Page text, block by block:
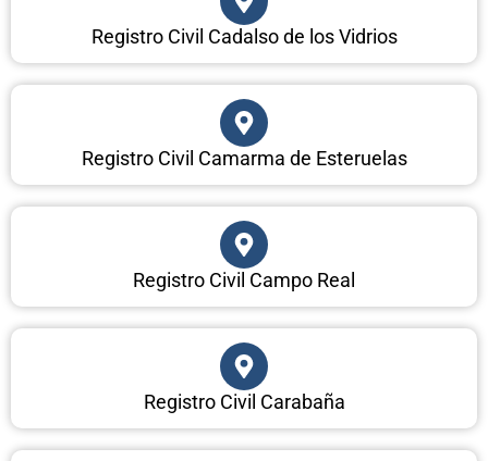
Registro Civil Cadalso de los Vidrios
Registro Civil Camarma de Esteruelas
Registro Civil Campo Real
Registro Civil Carabaña